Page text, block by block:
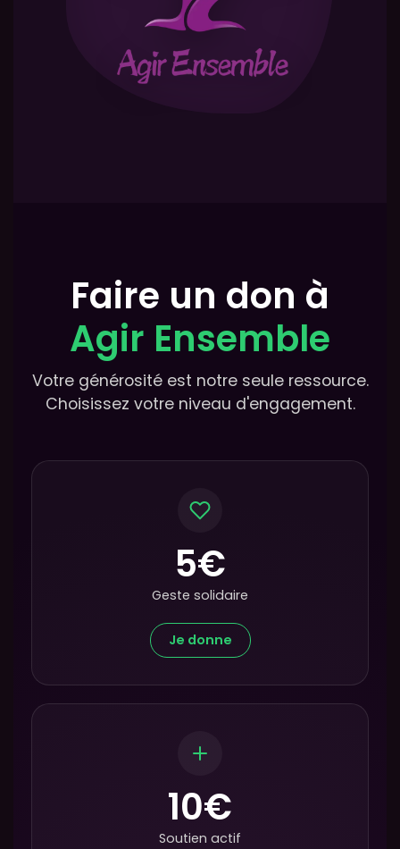
Faire un don à
Agir Ensemble
Votre générosité est notre seule ressource.
Choisissez votre niveau d'engagement.
5€
Geste solidaire
Je donne
10€
Soutien actif